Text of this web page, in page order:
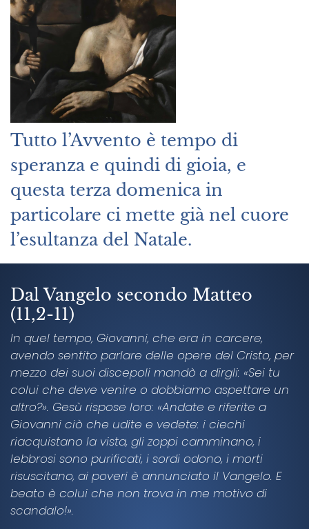
Tutto l’Avvento è tempo di
speranza e quindi di gioia, e
questa terza domenica in
particolare ci mette già nel cuore
l’esultanza del Natale.
Dal Vangelo secondo Matteo
(11,2-11)
In quel tempo, Giovanni, che era in carcere,
avendo sentito parlare delle opere del Cristo, per
mezzo dei suoi discepoli mandò a dirgli: «Sei tu
colui che deve venire o dobbiamo aspettare un
altro?». Gesù rispose loro: «Andate e riferite a
Giovanni ciò che udite e vedete: i ciechi
riacquistano la vista, gli zoppi camminano, i
lebbrosi sono purificati, i sordi odono, i morti
risuscitano, ai poveri è annunciato il Vangelo. E
beato è colui che non trova in me motivo di
scandalo!».